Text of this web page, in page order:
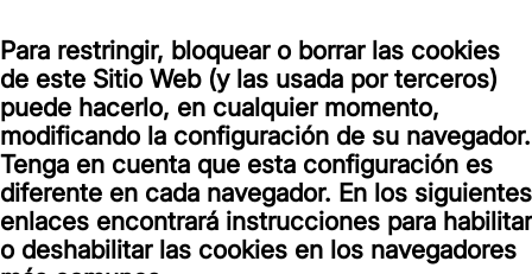
Para restringir, bloquear o borrar las cookies
de este Sitio Web (y las usada por terceros)
puede hacerlo, en cualquier momento,
modificando la configuración de su navegador.
Tenga en cuenta que esta configuración es
diferente en cada navegador. En los siguientes
enlaces encontrará instrucciones para habilitar
o deshabilitar las cookies en los navegadores